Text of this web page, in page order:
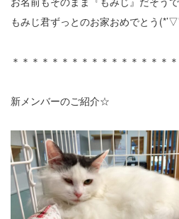
もみじ君ずっとのお家おめでとう
＊＊＊＊＊＊＊＊＊＊＊＊＊＊＊＊
新メンバーのご紹介☆